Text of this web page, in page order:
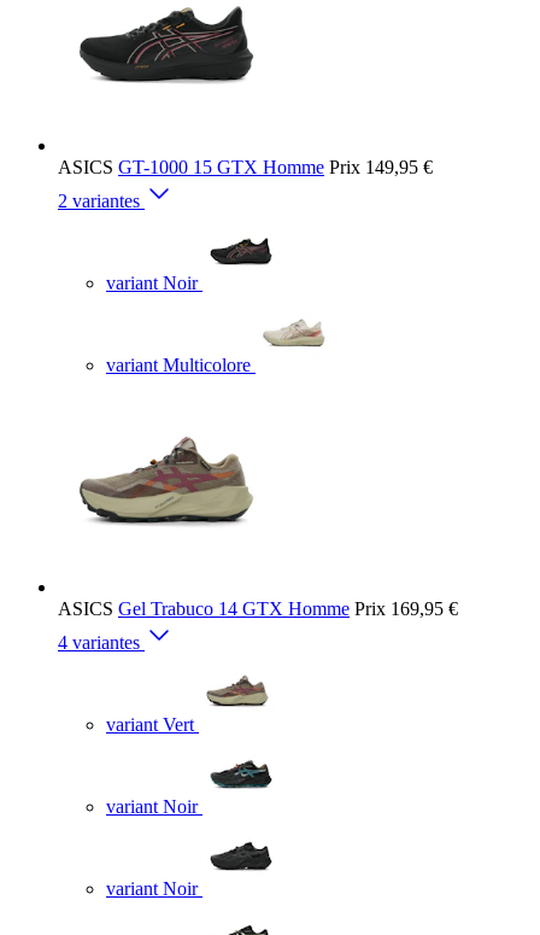
ASICS GT-1000 15 GTX Homme Prix 149,95 €
2 variantes
variant Noir
variant Multicolore
ASICS Gel Trabuco 14 GTX Homme Prix 169,95 €
4 variantes
variant Vert
variant Noir
variant Noir